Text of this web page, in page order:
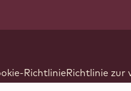
RichtlinieRichtlinie zur